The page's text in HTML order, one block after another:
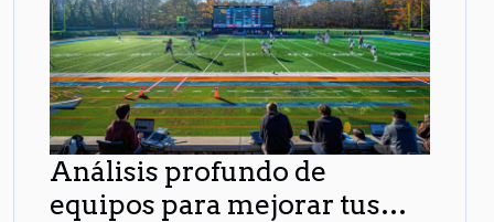
Análisis profundo de
equipos para mejorar tus